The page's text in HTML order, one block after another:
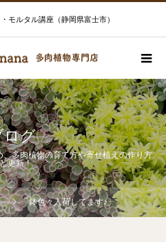
モルタル講座（静岡県富士市）
ログ
多肉植物の育て方や寄せ植えの作り方
更新！
鉢色々入荷してます♪